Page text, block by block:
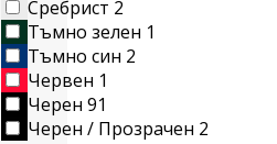
Сребрист 2
Тъмно зелен 1
Тъмно син 2
Червен 1
Черен 91
Черен / Прозрачен 2